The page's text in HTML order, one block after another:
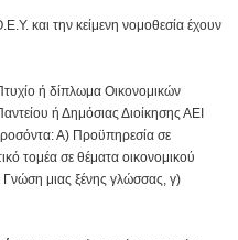
και την κείμενη νομοθεσία έχουν
ή δίπλωμα Οικονομικών
ή Δημόσιας Διοίκησης ΑΕΙ
Α) Προϋπηρεσία σε
τομέα σε θέματα οικονομικού
Γνώση μιας ξένης γλώσσας, γ)